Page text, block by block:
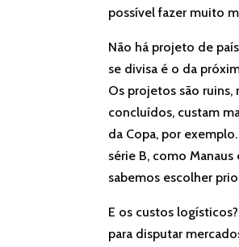
possível fazer muito
Não há projeto de
se divisa é o da
Os projetos são
concluídos, custam
da Copa, por
série B, como
sabemos escolher
E os custos
para disputar